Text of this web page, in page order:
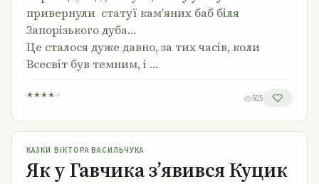
привернули статуї кам’яних баб біля
Запорізького дуба…
Це сталося дуже давно, за тих часів, коли
Всесвіт був темним, і …
★★★★ ★ 505
Як у Гавчика з’явився Куцик
КАЗКИ ВІКТОРА ВАСИЛЬЧУКА
Як у Гавчика з’явився Куцик